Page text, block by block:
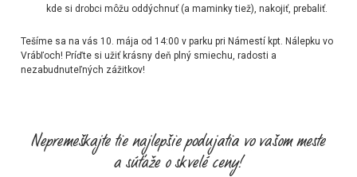
kde si drobci môžu oddýchnuť (a maminky tiež), nakojiť, prebaliť.
Tešíme sa na vás 10. mája od 14:00 v parku pri Námestí kpt. Nálepku vo
Vrábľoch! Príďte si užiť krásny deň plný smiechu, radosti a
nezabudnuteľných zážitkov!